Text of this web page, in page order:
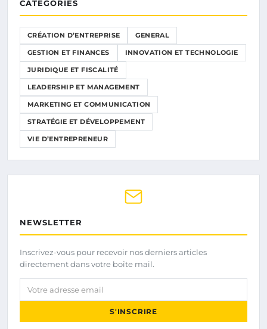
CATÉGORIES
CRÉATION D’ENTREPRISE GENERAL
GESTION ET FINANCES INNOVATION ET TECHNOLOGIE
JURIDIQUE ET FISCALITÉ
LEADERSHIP ET MANAGEMENT
MARKETING ET COMMUNICATION
STRATÉGIE ET DÉVELOPPEMENT
VIE D’ENTREPRENEUR
NEWSLETTER
Inscrivez-vous pour recevoir nos derniers articles
directement dans votre boîte mail.
Votre adresse email
S'INSCRIRE